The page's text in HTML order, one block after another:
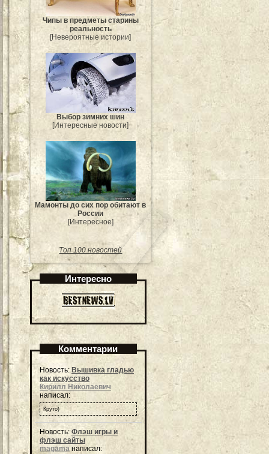
Чипы в предметы старины
реальность
[Невероятные истории]
Выбор зимних шин
[Интересные новости]
Мамонты до сих пор обитают в
России
[Интересное]
Топ 100 новостей
Интересно
Комментарии
Новость:Вышивка гладью
как искусство
Кирилл Николаевич
написал:
Круто)
Новость: Флэш игры и
флэш сайты
magama написал: